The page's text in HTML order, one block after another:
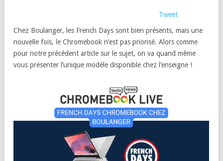
Tweet
Chez Boulanger, les French Days sont bien présents, mais une
nouvelle fois, le Chromebook n’est pas priorisé. Alors comme
pour notre précédent article sur le sujet, on va quand même
vous présenter l’unique modèle disponible chez l’enseigne !